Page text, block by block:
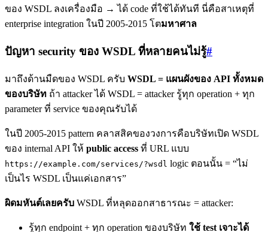
ของ WSDL ลงเครื่องมือ → ได้ code ที่ใช้ได้ทันที นี่คือสาเหตุที่
enterprise integration ในปี 2005-2015 โตมหาศาล
ปัญหา security ของ WSDL ที่หลายคนไม่รู้#
มาถึงด้านมืดของ WSDL ครับ WSDL = แผนผังของ API ทั้งหมด
ของบริษัท ถ้า attacker ได้ WSDL = attacker รู้ทุก operation + ทุก
parameter ที่ service ของคุณรับได้
ในปี 2005-2015 pattern คลาสสิคของวงการคือบริษัทเปิด WSDL
ของ internal API ให้ public access ที่ URL แบบ
https://example.com/services/?wsdl logic ตอนนั้น = “ไม่
เป็นไร WSDL เป็นแค่เอกสาร”
ผิดมหันต์เลยครับ WSDL ที่หลุดออกสาธารณะ = attacker:
รู้ทุก endpoint + ทุก operation ของบริษัท ใช้ test เจาะได้